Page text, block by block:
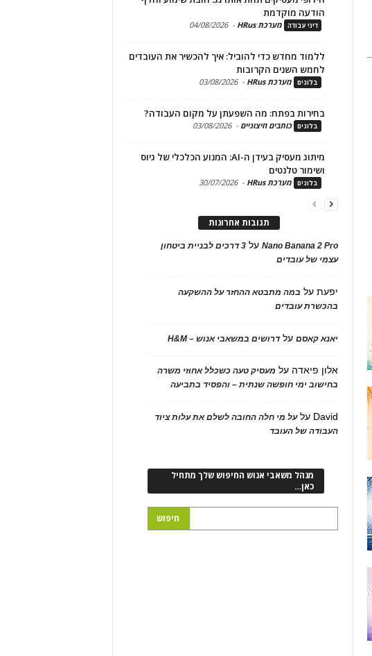
הודעה מוקדמת
דיני עבודה מערכת HRus -
04/08/2026
ללמוד מחדש כדי להוביל: איך להכשיר את העובדים
לחמש השנים הקרובות
בלוגים מערכת HRus -
03/08/2026
בחירות בפתח: מה השפעתן על מקום העבודה?
בלוגים כותבים חיצוניים -
03/08/2026
מיתוג מעסיק בעידן ה-AI: המנוע הכלכלי של גיוס
ושימור טלנטים
בלוגים מערכת HRus -
30/07/2026
תגובות אחרונות
Nano Banana 2 Proעל 3 דרכים לבניית ביטחון
עצמי של עובדים
יפעתעל במה מתבטא ההחזר על ההשקעה
בהכשרת עובדים
יאנא קאסםעלדרושים במשאבי אנוש – H&M
אלון פיאדה על מעסיק טעה כשכלל אחוזי משרה
בחישוב ימי חופשה שנתית – והפסיד בתביעה
David עלעל מי חלה החובה לשלם את עלות ציוד
העבודה של העובד
מנהל משאבי אנוש החיפוש שלך מתחיל
כאן…